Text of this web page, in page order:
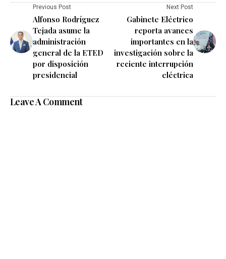
Previous Post
Alfonso Rodríguez
Tejada asume la
administración
general de la ETED
por disposición
presidencial
Next Post
Gabinete Eléctrico
reporta avances
importantes en la
investigación sobre la
reciente interrupción
eléctrica
Leave A Comment